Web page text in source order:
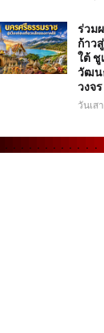
ร่วม
ก้าว
ใต้ ชู
วัฒน
วงจ
วันเส
. . . . . . . . . . . .